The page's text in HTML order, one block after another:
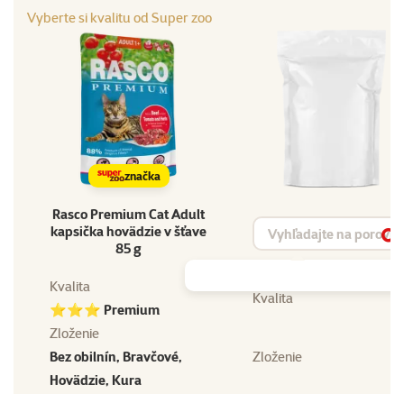
Vyberte si kvalitu od Super zoo
značka
Rasco Premium Cat Adult
kapsička hovädzie v šťave
85 g
Vyhľadávanie produktu
Kvalita
⭐⭐⭐ Premium
Kvalita
Zloženie
Bez obilnín, Bravčové,
Hovädzie, Kura
Zloženie